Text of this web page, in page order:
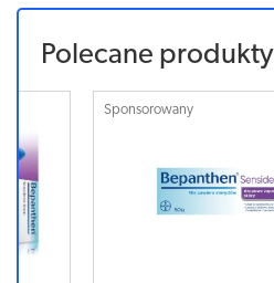
Polecane produkty
Sponsorowany